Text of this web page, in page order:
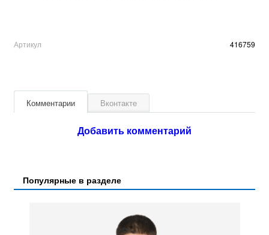
Артикул 416759
Комментарии Вконтакте
Добавить комментарий
Популярные в разделе